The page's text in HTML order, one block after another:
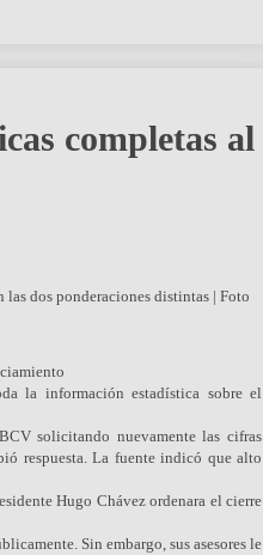
completas al
la información estadística sobre el
solicitando nuevamente las cifras
respuesta. La fuente indicó que alto
Hugo Chávez ordenara el cierre
Sin embargo, sus asesores le